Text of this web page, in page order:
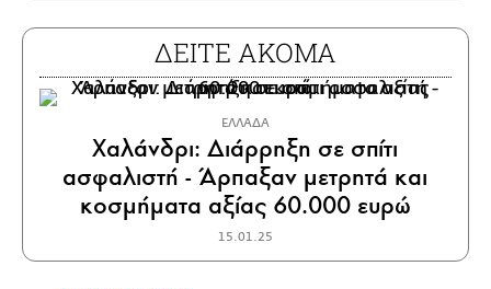
ΔΕΙΤΕ ΑΚΟΜΑ
ΕΛΛΑΔΑ
Χαλάνδρι: Διάρρηξη σε σπίτι
ασφαλιστή - Άρπαξαν μετρητά και
κοσμήματα αξίας 60.000 ευρώ
15.01.25